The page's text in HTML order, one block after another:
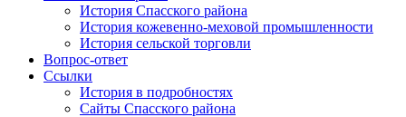
История Спасского района
История кожевенно-меховой промышленности
История сельской торговли
Вопрос-ответ
Ссылки
История в подробностях
Сайты Спасского района